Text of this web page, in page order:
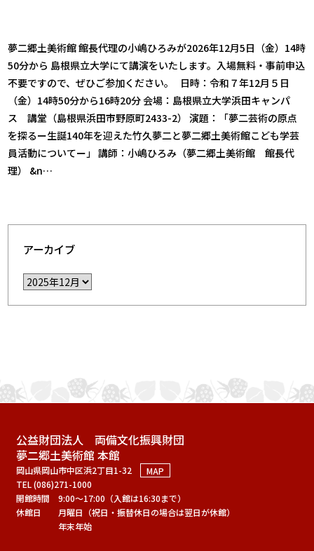
夢二郷土美術館 館長代理の小嶋ひろみが2026年12月5日（金）14時
50分から 島根県立大学にて講演をいたします。入場無料・事前申込
不要ですので、ぜひご参加ください。 日時：令和７年12月５日
（金）14時50分から16時20分 会場：島根県立大学浜田キャンパ
ス 講堂（島根県浜田市野原町2433-2） 演題：「夢二芸術の原点
を探るー生誕140年を迎えた竹久夢二と夢二郷土美術館こども学芸
員活動についてー」 講師：小嶋ひろみ（夢二郷土美術館 館長代
理） &n…
アーカイブ
公益財団法人 両備文化振興財団
夢二郷土美術館 本館
岡山県岡山市中区浜2丁目1-32
MAP
TEL (086)271-1000
開館時間
9:00～17:00（入館は16:30まで）
休館日
月曜日（祝日・振替休日の場合は翌日が休館）
年末年始